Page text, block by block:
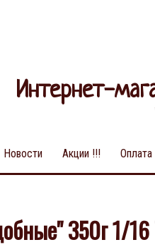
Интернет-
Новости Акции !!! Оплата
350г 1/16